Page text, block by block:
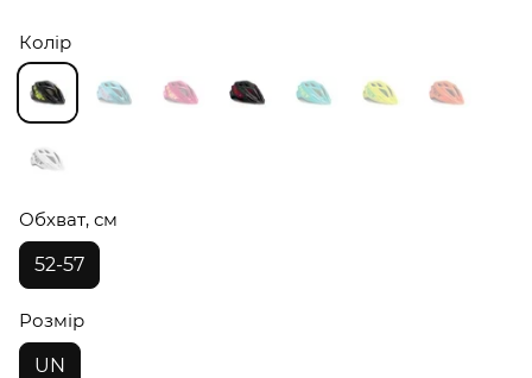
Колір
Обхват, см
52-57
Розмір
UN